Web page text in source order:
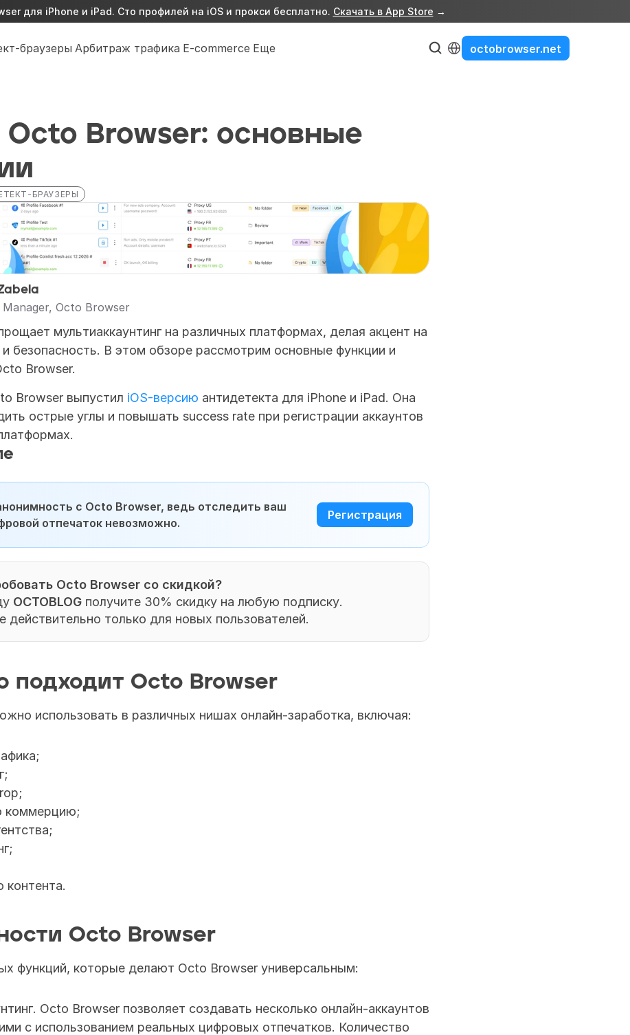
для iPhone и iPad. Сто профилей на iOS и прокси бесплатно. Скачать в App Store →
браузеры Арбитраж трафика E-commerce Еще
Select Language
octobrowser.net
Browser: основные
БРАУЗЕРЫ
Octo Browser
мультиаккаунтинг на различных платформах, делая акцент на
безопасность. В этом обзоре рассмотрим основные функции и
Browser.
Browser выпустил iOS-версию антидетекта для iPhone и iPad. Она
острые углы и повышать success rate при регистрации аккаунтов
с Octo Browser, ведь отследить ваш
отпечаток невозможно.
Регистрация
Octo Browser со скидкой?
OCTOBLOG получите 30% скидку на любую подписку.
действительно только для новых пользователей.
подходит Octo Browser
использовать в различных нишах онлайн-заработка, включая:
коммерцию;
контента.
Octo Browser
функций, которые делают Octo Browser универсальным:
Octo Browser позволяет создавать несколько онлайн-аккаунтов
с использованием реальных цифровых отпечатков. Количество